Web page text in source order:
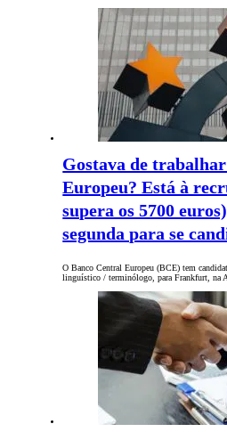
Gostava de
Europeu? Está à
supera os 5700
segunda para se
O Banco Central Europeu (BCE) tem
linguístico / terminólogo, para Frankfurt, na